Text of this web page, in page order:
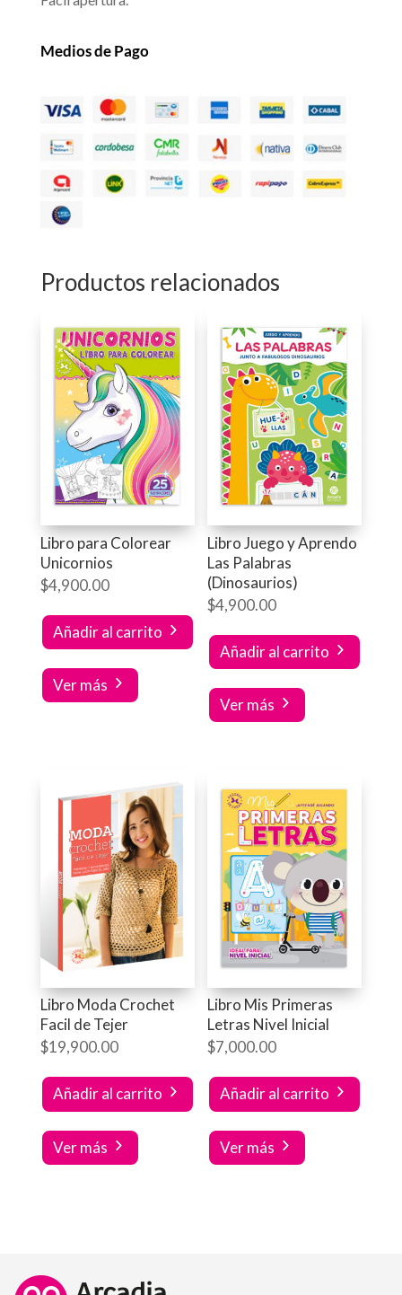
Medios de Pago
Productos relacionados
Libro para Colorear
Unicornios
$4,900.00
Añadir al carrito
Ver más
Libro Juego y Aprendo
Las Palabras
(Dinosaurios)
$4,900.00
Añadir al carrito
Ver más
Libro Moda Crochet
Facil de Tejer
$19,900.00
Añadir al carrito
Ver más
Libro Mis Primeras
Letras Nivel Inicial
$7,000.00
Añadir al carrito
Ver más